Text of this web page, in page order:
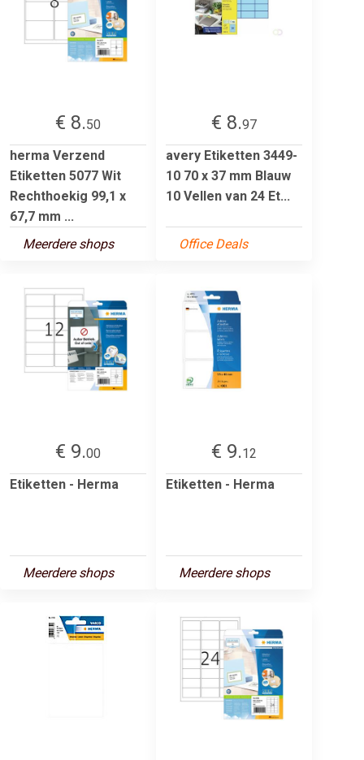
€ 8.50
herma Verzend
Etiketten 5077 Wit
Rechthoekig 99,1 x
67,7 mm ...
Meerdere shops
€ 8.97
avery Etiketten 3449-
10 70 x 37 mm Blauw
10 Vellen van 24 Et...
Office Deals
€ 9.00
Etiketten - Herma
Meerdere shops
€ 9.12
Etiketten - Herma
Meerdere shops